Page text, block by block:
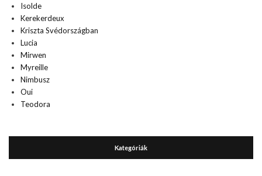
Isolde
Kerekerdeux
Kriszta Svédországban
Lucia
Mirwen
Myreille
Nimbusz
Oui
Teodora
Kategóriák